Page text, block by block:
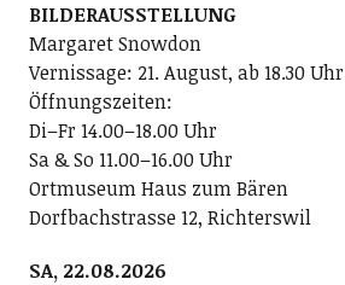
BILDERAUSSTELLUNG
Margaret Snowdon
Vernissage: 21. August, ab 18.30 Uhr
Öffnungszeiten:
Di–Fr 14.00–18.00 Uhr
Sa & So 11.00–16.00 Uhr
Ortmuseum Haus zum Bären
Dorfbachstrasse 12, Richterswil
SA, 22.08.2026